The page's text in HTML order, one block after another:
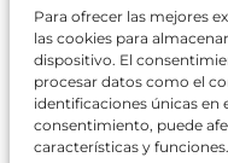
Para ofrecer las mejores
las cookies para
dispositivo. El
procesar datos como el
identificaciones únicas en
consentimiento, puede
características y funciones.